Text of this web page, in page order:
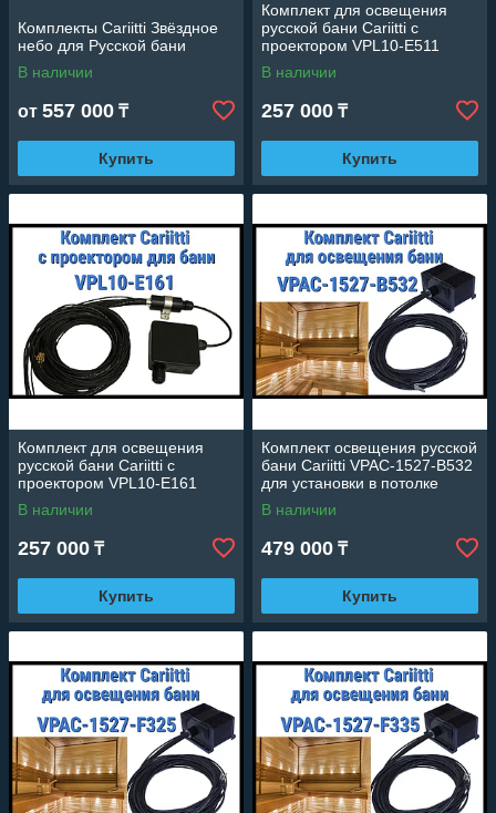
Комплекты Cariitti Звёздное
небо для Русской бани
В наличии
от 557 000 ₸
Купить
Комплект для освещения
русской бани Cariitti с
проектором VPL10-E511
(Стекловолокно, 5+1 точка)
В наличии
257 000 ₸
Купить
Комплект для освещения
русской бани Cariitti с
проектором VPL10-E161
(Стекловолокно, 16 точек)
В наличии
257 000 ₸
Купить
Комплект освещения русской
бани Cariitti VPAC-1527-B532
для установки в потолке
(Стекловолокно, 4+1 точка)
В наличии
479 000 ₸
Купить